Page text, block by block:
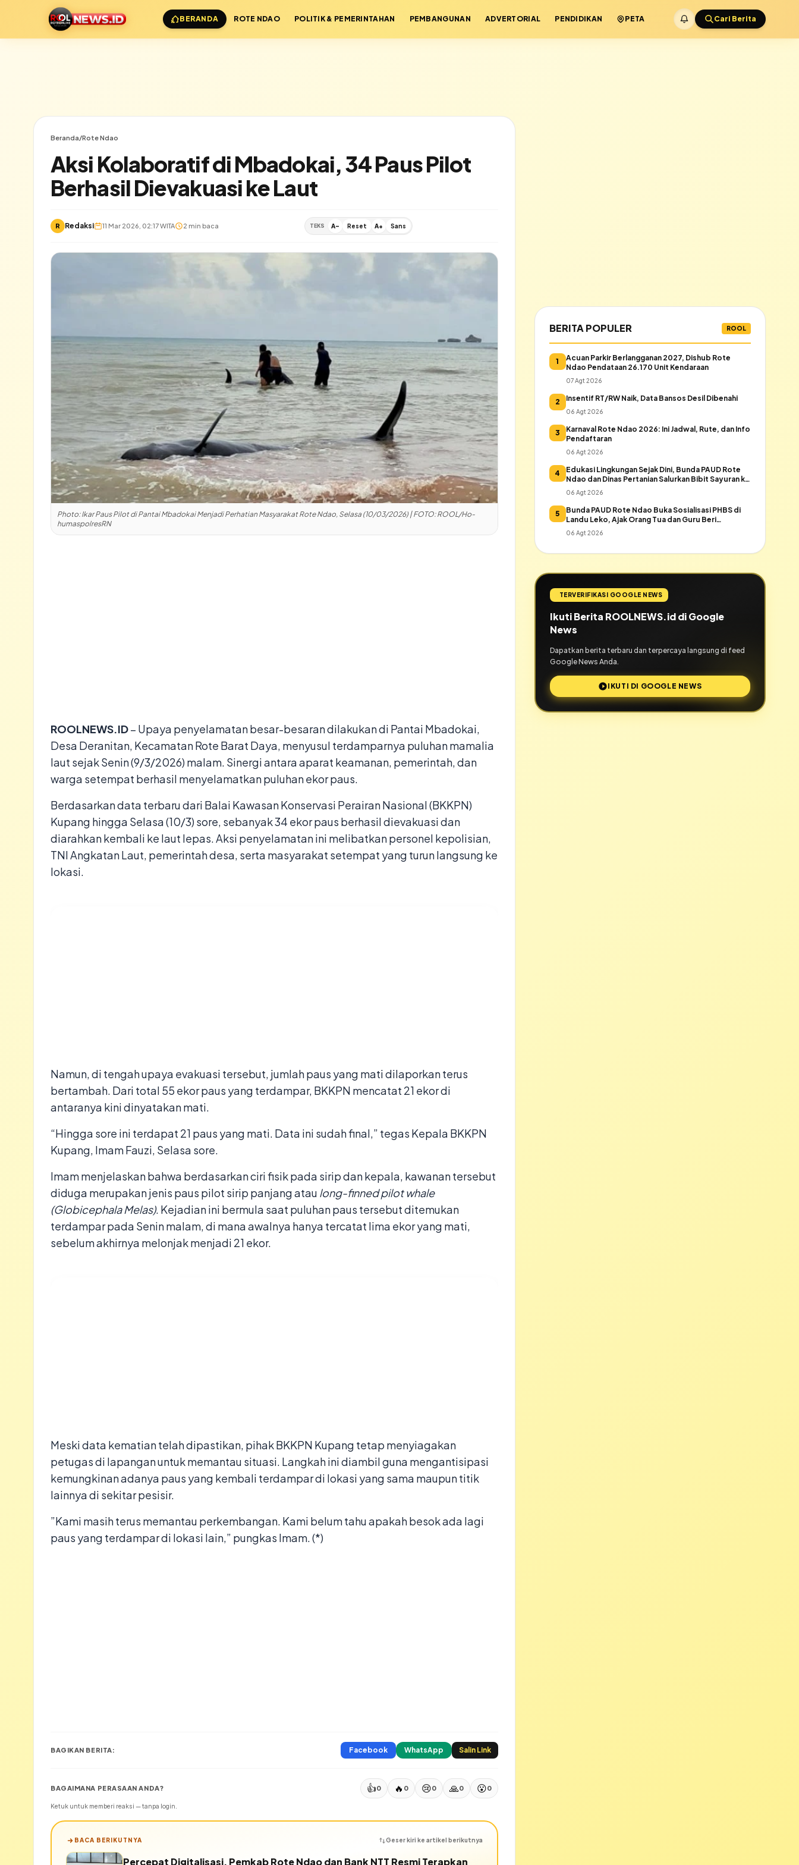
BERANDA ROTE NDAO POLITIK & PEMERINTAHAN PEMBANGUNAN ADVERTORIAL PENDIDIKAN PETA Cari Berita
Beranda/Rote Ndao
Aksi Kolaboratif di Mbadokai, 34 Paus Pilot
Berhasil Dievakuasi ke Laut
R Redaksi 11 Mar 2026, 02:17 WITA 2 min baca TEKS A- Reset A+ Sans
Photo: Ikar Paus Pilot di Pantai Mbadokai Menjadi Perhatian Masyarakat Rote Ndao, Selasa (10/03/2026) | FOTO: ROOL/Ho-
humaspolresRN
ROOLNEWS.ID– Upaya penyelamatan besar-besaran dilakukan di Pantai Mbadokai,
Desa Deranitan, Kecamatan Rote Barat Daya, menyusul terdamparnya puluhan mamalia
laut sejak Senin (9/3/2026) malam. Sinergi antara aparat keamanan, pemerintah, dan
warga setempat berhasil menyelamatkan puluhan ekor paus.
​Berdasarkan data terbaru dari Balai Kawasan Konservasi Perairan Nasional (BKKPN)
Kupang hingga Selasa (10/3) sore, sebanyak 34 ekor paus berhasil dievakuasi dan
diarahkan kembali ke laut lepas. Aksi penyelamatan ini melibatkan personel kepolisian,
TNI Angkatan Laut, pemerintah desa, serta masyarakat setempat yang turun langsung ke
lokasi.
​Namun, di tengah upaya evakuasi tersebut, jumlah paus yang mati dilaporkan terus
bertambah. Dari total 55 ekor paus yang terdampar, BKKPN mencatat 21 ekor di
antaranya kini dinyatakan mati.
​“Hingga sore ini terdapat 21 paus yang mati. Data ini sudah final,” tegas Kepala BKKPN
Kupang, Imam Fauzi, Selasa sore.
​Imam menjelaskan bahwa berdasarkan ciri fisik pada sirip dan kepala, kawanan tersebut
diduga merupakan jenis paus pilot sirip panjang atau long-finned pilot whale
(Globicephala Melas). Kejadian ini bermula saat puluhan paus tersebut ditemukan
terdampar pada Senin malam, di mana awalnya hanya tercatat lima ekor yang mati,
sebelum akhirnya melonjak menjadi 21 ekor.
​Meski data kematian telah dipastikan, pihak BKKPN Kupang tetap menyiagakan
petugas di lapangan untuk memantau situasi. Langkah ini diambil guna mengantisipasi
kemungkinan adanya paus yang kembali terdampar di lokasi yang sama maupun titik
lainnya di sekitar pesisir.
​”Kami masih terus memantau perkembangan. Kami belum tahu apakah besok ada lagi
paus yang terdampar di lokasi lain,” pungkas Imam. (*)
BAGIKAN BERITA: Facebook WhatsApp Salin Link
BAGAIMANA PERASAAN ANDA? 👍0 🔥 0 😢0 🙏0 😮0
Ketuk untuk memberi reaksi — tanpa login.
BACA BERIKUTNYA Geser kiri ke artikel berikutnya
Percepat Digitalisasi, Pemkab Rote Ndao dan Bank NTT Resmi Terapkan
BERITA POPULER ROOL
1
Acuan Parkir Berlangganan 2027, Dishub Rote
Ndao Pendataan 26.170 Unit Kendaraan
07 Agt 2026
2 Insentif RT/RW Naik, Data Bansos Desil Dibenahi
06 Agt 2026
3
Karnaval Rote Ndao 2026: Ini Jadwal, Rute, dan Info
Pendaftaran
06 Agt 2026
4
Edukasi Lingkungan Sejak Dini, Bunda PAUD Rote
Ndao dan Dinas Pertanian Salurkan Bibit Sayuran ke
Warga Daeloni
06 Agt 2026
5
Bunda PAUD Rote Ndao Buka Sosialisasi PHBS di
Landu Leko, Ajak Orang Tua dan Guru Beri
Keteladanan
06 Agt 2026
TERVERIFIKASI GOOGLE NEWS
Ikuti Berita ROOLNEWS.id di Google
News
Dapatkan berita terbaru dan terpercaya langsung di feed
Google News Anda.
IKUTI DI GOOGLE NEWS
✕